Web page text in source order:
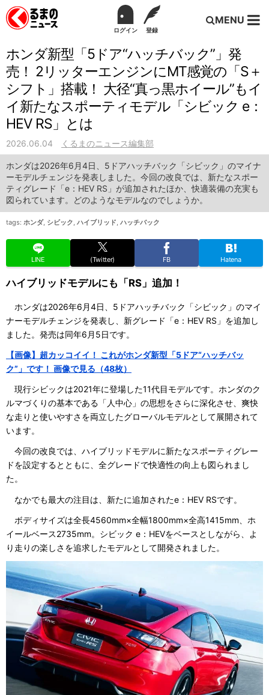
ログイン 登録
MENU
ホンダ新型「5ドア“ハッチバック”」発
売！ 2リッターエンジンにMT感覚の「S＋
シフト」搭載！ 大径“真っ黒ホイール”もイ
イ新たなスポーティモデル「シビック e：
HEV RS」とは
2026.06.04 くるまのニュース編集部
ホンダは2026年6月4日、5ドアハッチバック「シビック」のマイナ
ーモデルチェンジを発表しました。今回の改良では、新たなスポー
ティグレード「e：HEV RS」が追加されたほか、快適装備の充実も
図られています。どのようなモデルなのでしょうか。
tags: ホンダ, シビック, ハイブリッド, ハッチバック
LINE (Twitter) FB Hatena
ハイブリッドモデルにも「RS」追加！
ホンダは2026年6月4日、5ドアハッチバック「シビック」のマイ
ナーモデルチェンジを発表し、新グレード「e：HEV RS」を追加し
ました。発売は同年6月5日です。
【画像】超カッコイイ！ これがホンダ新型「5ドア“ハッチバッ
ク”」です！ 画像で見る（48枚）
現行シビックは2021年に登場した11代目モデルです。ホンダのク
ルマづくりの基本である「人中心」の思想をさらに深化させ、爽快
な走りと使いやすさを両立したグローバルモデルとして展開されて
います。
今回の改良では、ハイブリッドモデルに新たなスポーティグレー
ドを設定するとともに、全グレードで快適性の向上も図られまし
た。
なかでも最大の注目は、新たに追加されたe：HEV RSです。
ボディサイズは全長4560mm×全幅1800mm×全高1415mm、ホ
イールベース2735mm。シビック e：HEVをベースとしながら、よ
り走りの楽しさを追求したモデルとして開発されました。